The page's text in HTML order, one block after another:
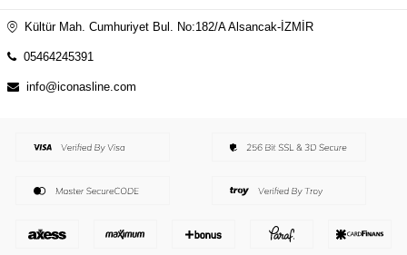
Kültür Mah. Cumhuriyet Bul. No:182/A Alsancak-İZMİR
05464245391
info@iconasline.com